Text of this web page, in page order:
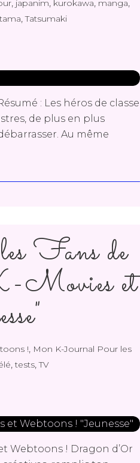
, japanim, kurokawa, manga,
,Tatsumaki
: Les héros de classe
de plus en plus
Au même
Fans de
et
!, Mon K-Journal Pour les
,tests,TV
Webtoons ! Dragon d’Or